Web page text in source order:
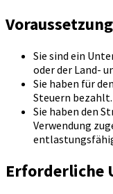
Sie sind ein
oder der Land-
Sie haben für
Steuern bezahlt.
Sie haben den
Verwendung
Erforderliche